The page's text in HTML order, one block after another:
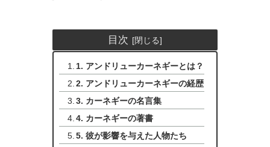
目次
1. アンドリューカーネギーとは？
2. アンドリューカーネギーの経歴
3. カーネギーの名言集
4. カーネギーの著書
5. 彼が影響を与えた人物たち